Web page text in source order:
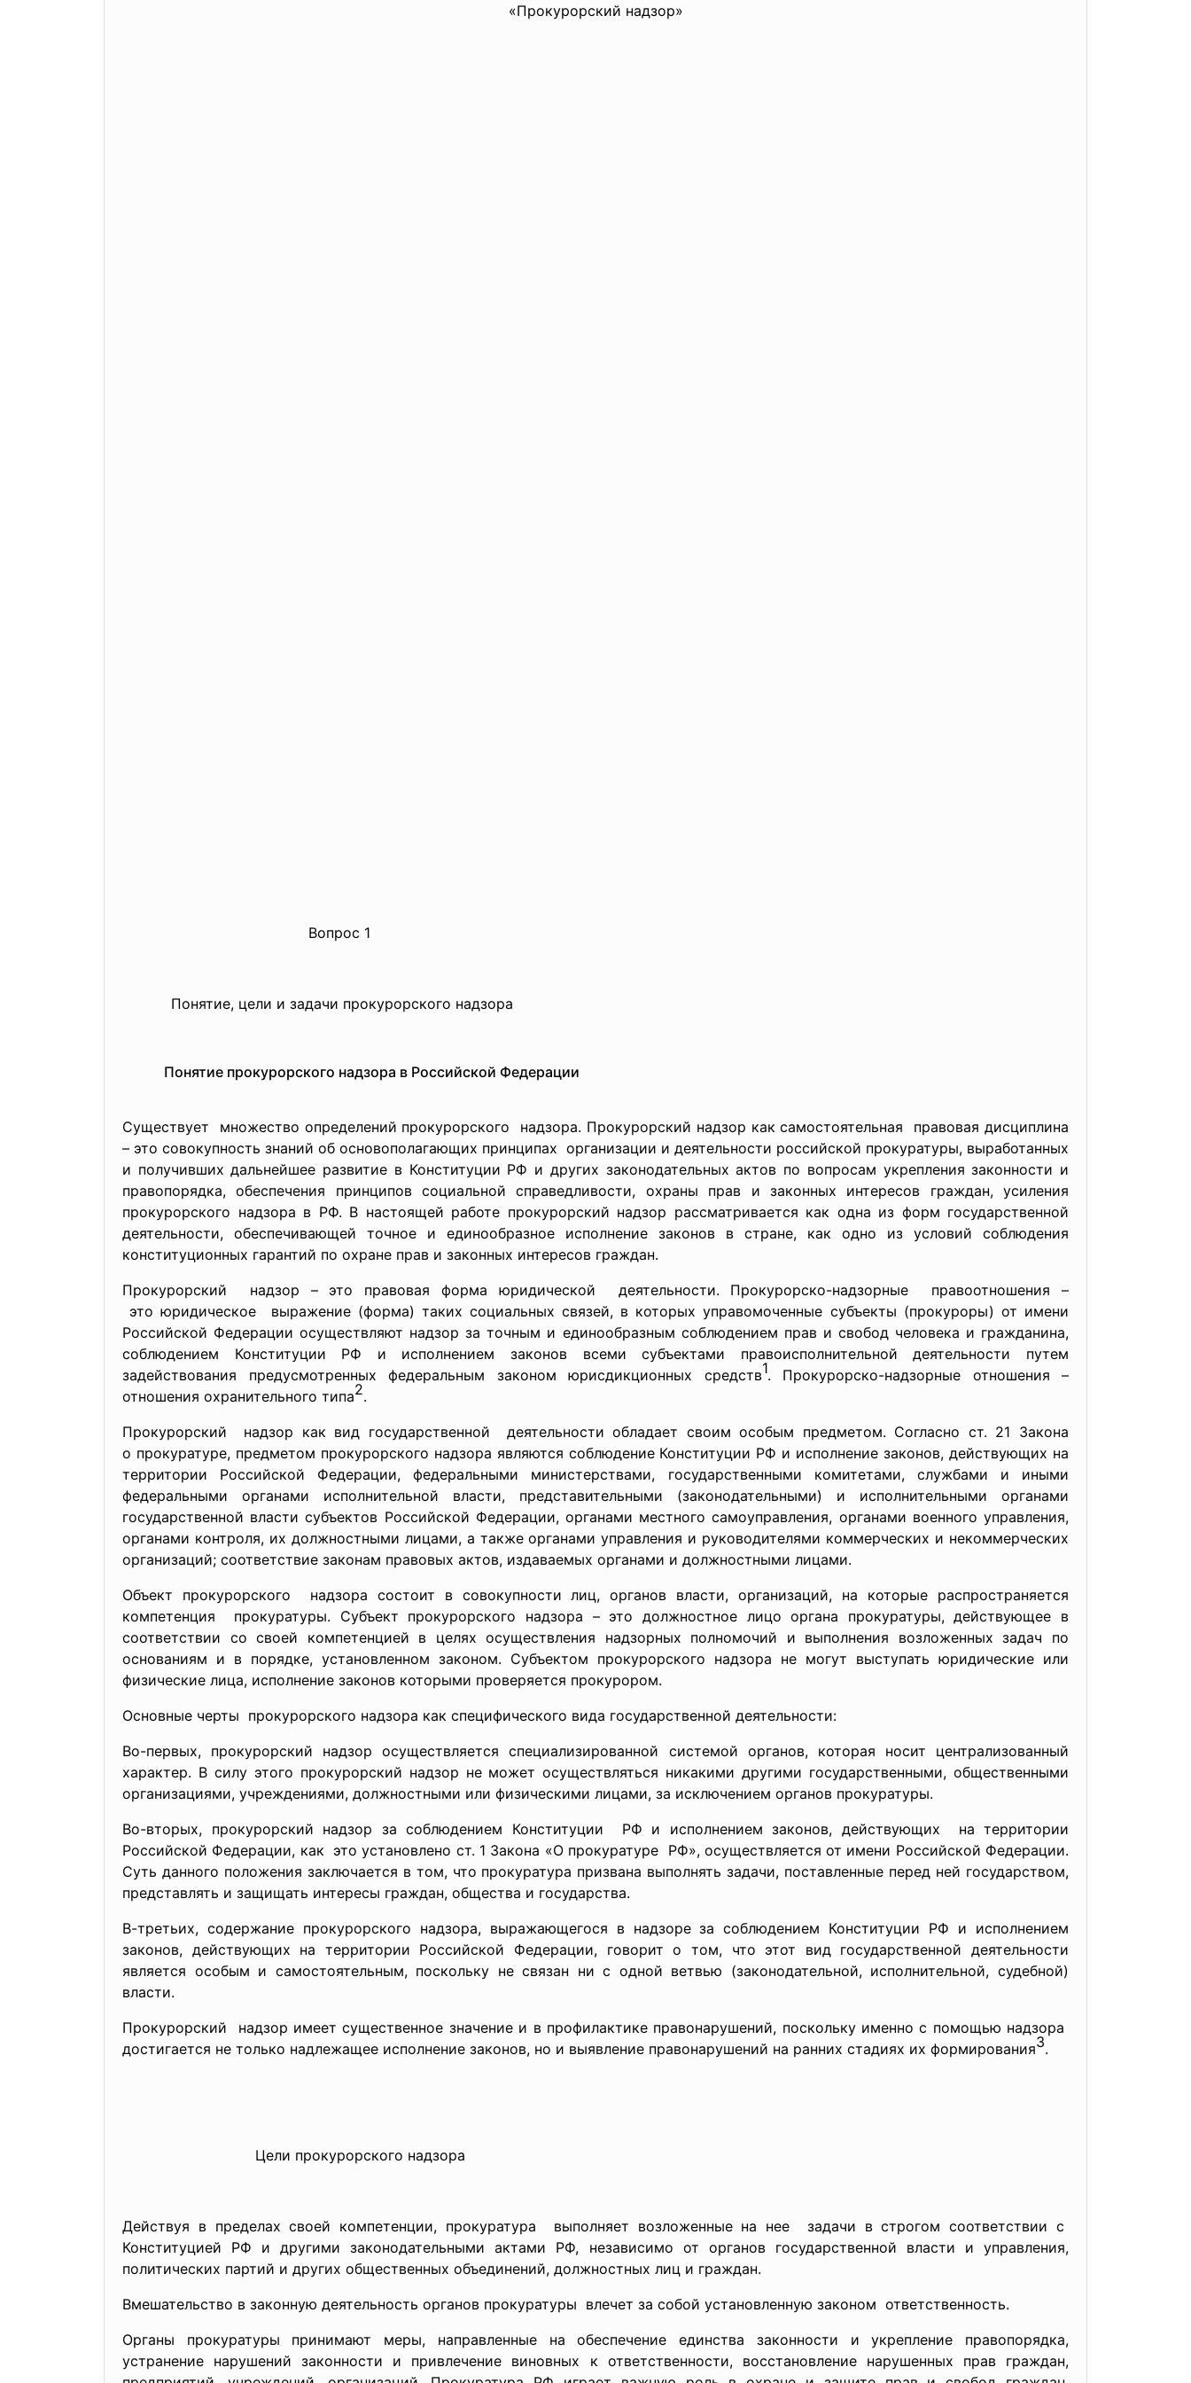
«Прокурорский надзор»
Вопрос 1
Понятие, цели и задачи прокурорского надзора
Понятие прокурорского надзора в Российской Федерации
Существует множество определений прокурорского надзора. Прокурорский надзор как самостоятельная правовая дисциплина
– это совокупность знаний об основополагающих принципах организации и деятельности российской прокуратуры, выработанных
и получивших дальнейшее развитие в Конституции РФ и других законодательных актов по вопросам укрепления законности и
правопорядка, обеспечения принципов социальной справедливости, охраны прав и законных интересов граждан, усиления
прокурорского надзора в РФ. В настоящей работе прокурорский надзор рассматривается как одна из форм государственной
деятельности, обеспечивающей точное и единообразное исполнение законов в стране, как одно из условий соблюдения
конституционных гарантий по охране прав и законных интересов граждан.
Прокурорский надзор – это правовая форма юридической деятельности. Прокурорско-надзорные правоотношения –
это юридическое выражение (форма) таких социальных связей, в которых управомоченные субъекты (прокуроры) от имени
Российской Федерации осуществляют надзор за точным и единообразным соблюдением прав и свобод человека и гражданина,
соблюдением Конституции РФ и исполнением законов всеми субъектами правоисполнительной деятельности путем
задействования предусмотренных федеральным законом юрисдикционных средств1. Прокурорско-надзорные отношения –
отношения охранительного типа2.
Прокурорский надзор как вид государственной деятельности обладает своим особым предметом. Согласно ст. 21 Закона
о прокуратуре, предметом прокурорского надзора являются соблюдение Конституции РФ и исполнение законов, действующих на
территории Российской Федерации, федеральными министерствами, государственными комитетами, службами и иными
федеральными органами исполнительной власти, представительными (законодательными) и исполнительными органами
государственной власти субъектов Российской Федерации, органами местного самоуправления, органами военного управления,
органами контроля, их должностными лицами, а также органами управления и руководителями коммерческих и некоммерческих
организаций; соответствие законам правовых актов, издаваемых органами и должностными лицами.
Объект прокурорского надзора состоит в совокупности лиц, органов власти, организаций, на которые распространяется
компетенция прокуратуры. Субъект прокурорского надзора – это должностное лицо органа прокуратуры, действующее в
соответствии со своей компетенцией в целях осуществления надзорных полномочий и выполнения возложенных задач по
основаниям и в порядке, установленном законом. Субъектом прокурорского надзора не могут выступать юридические или
физические лица, исполнение законов которыми проверяется прокурором.
Основные черты прокурорского надзора как специфического вида государственной деятельности:
Во-первых, прокурорский надзор осуществляется специализированной системой органов, которая носит централизованный
характер. В силу этого прокурорский надзор не может осуществляться никакими другими государственными, общественными
организациями, учреждениями, должностными или физическими лицами, за исключением органов прокуратуры.
Во-вторых, прокурорский надзор за соблюдением Конституции РФ и исполнением законов, действующих на территории
Российской Федерации, как это установлено ст. 1 Закона «О прокуратуре РФ», осуществляется от имени Российской Федерации.
Суть данного положения заключается в том, что прокуратура призвана выполнять задачи, поставленные перед ней государством,
представлять и защищать интересы граждан, общества и государства.
В-третьих, содержание прокурорского надзора, выражающегося в надзоре за соблюдением Конституции РФ и исполнением
законов, действующих на территории Российской Федерации, говорит о том, что этот вид государственной деятельности
является особым и самостоятельным, поскольку не связан ни с одной ветвью (законодательной, исполнительной, судебной)
власти.
Прокурорский надзор имеет существенное значение и в профилактике правонарушений, поскольку именно с помощью надзора
достигается не только надлежащее исполнение законов, но и выявление правонарушений на ранних стадиях их формирования3.
Цели прокурорского надзора
Действуя в пределах своей компетенции, прокуратура выполняет возложенные на нее задачи в строгом соответствии с
Конституцией РФ и другими законодательными актами РФ, независимо от органов государственной власти и управления,
политических партий и других общественных объединений, должностных лиц и граждан.
Вмешательство в законную деятельность органов прокуратуры влечет за собой установленную законом ответственность.
Органы прокуратуры принимают меры, направленные на обеспечение единства законности и укрепление правопорядка,
устранение нарушений законности и привлечение виновных к ответственности, восстановление нарушенных прав граждан,